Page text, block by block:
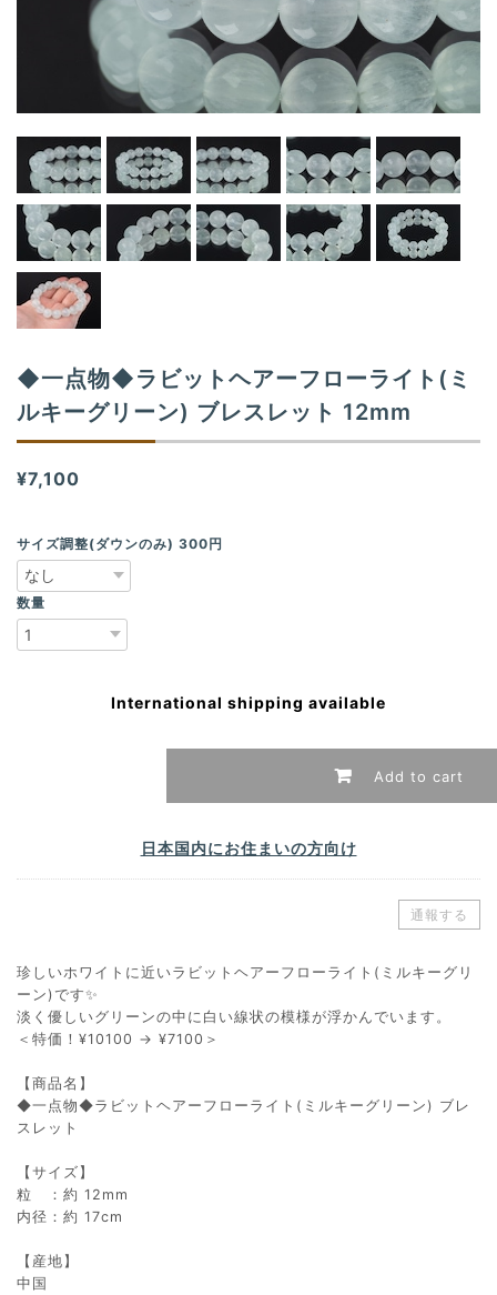
i
◆一点物◆ラビットヘアーフローライト(ミ
ルキーグリーン) ブレスレット 12mm
¥7,100
サイズ調整(ダウンのみ) 300円
数量
International shipping available
Add to cart
日本国内にお住まいの方向け
通報する
珍しいホワイトに近いラビットヘアーフローライト(ミルキーグリ
ーン)です✨
淡く優しいグリーンの中に白い線状の模様が浮かんでいます。
＜特価！¥10100 → ¥7100＞
【商品名】
◆一点物◆ラビットヘアーフローライト(ミルキーグリーン) ブレ
スレット
【サイズ】
粒 ：約 12mm
内径：約 17cm
【産地】
中国